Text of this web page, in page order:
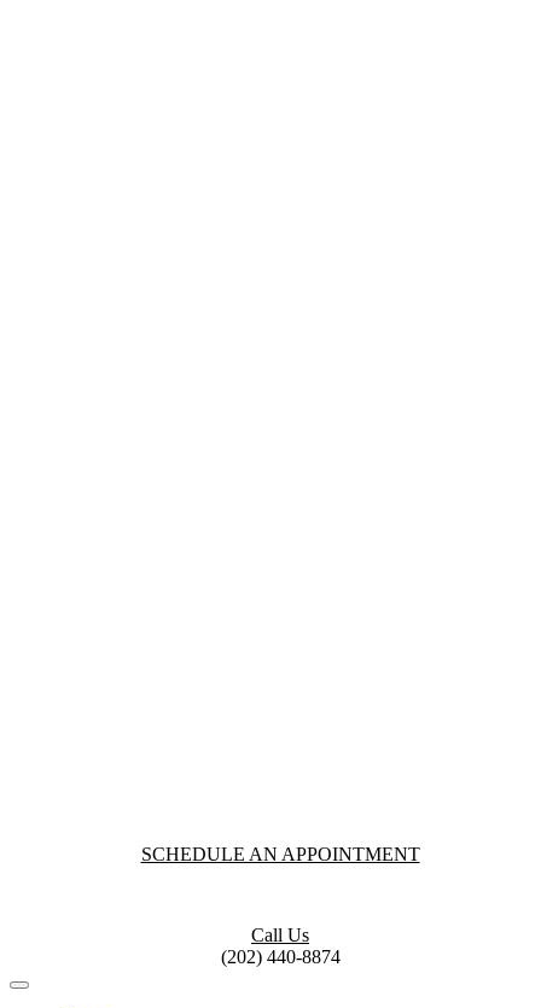
SCHEDULE AN APPOINTMENT
Call Us
(202) 440-8874